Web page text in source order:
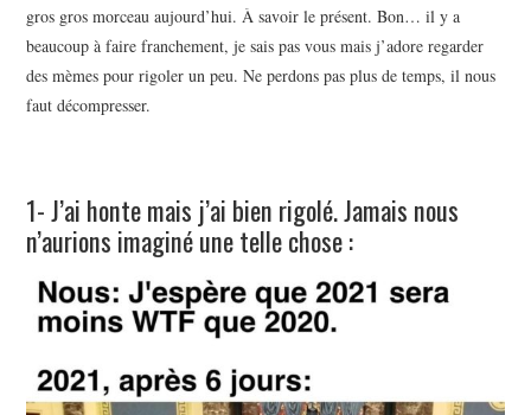
gros gros morceau aujourd’hui. À savoir le présent. Bon… il y a
beaucoup à faire franchement, je sais pas vous mais j’adore regarder
des mèmes pour rigoler un peu. Ne perdons pas plus de temps, il nous
faut décompresser.
1- J’ai honte mais j’ai bien rigolé. Jamais nous
n’aurions imaginé une telle chose :